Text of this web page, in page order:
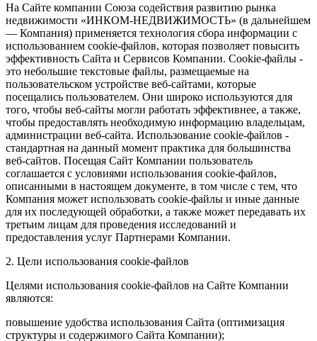
На Сайте компании Союза содействия развитию рынка
недвижимости «ИНКОМ-НЕДВИЖИМОСТЬ» (в дальнейшем
— Компания) применяется технология сбора информации с
использованием cookie-файлов, которая позволяет повысить
эффективность Сайта и Сервисов Компании. Сookie-файлы -
это небольшие текстовые файлы, размещаемые на
пользовательском устройстве веб-сайтами, которые
посещались пользователем. Они широко используются для
того, чтобы веб-сайты могли работать эффективнее, а также,
чтобы предоставлять необходимую информацию владельцам,
администрации веб-сайта. Использование cookie-файлов -
стандартная на данный момент практика для большинства
веб-сайтов. Посещая Сайт Компании пользователь
соглашается с условиями использования cookie-файлов,
описанными в настоящем документе, в том числе с тем, что
Компания может использовать cookie-файлы и иные данные
для их последующей обработки, а также может передавать их
третьим лицам для проведения исследований и
предоставления услуг Партнерами Компании.
2. Цели использования cookie-файлов
Целями использования cookie-файлов на Сайте Компании
являются:
повышение удобства использования Сайта (оптимизация
структуры и содержимого Сайта Компании);